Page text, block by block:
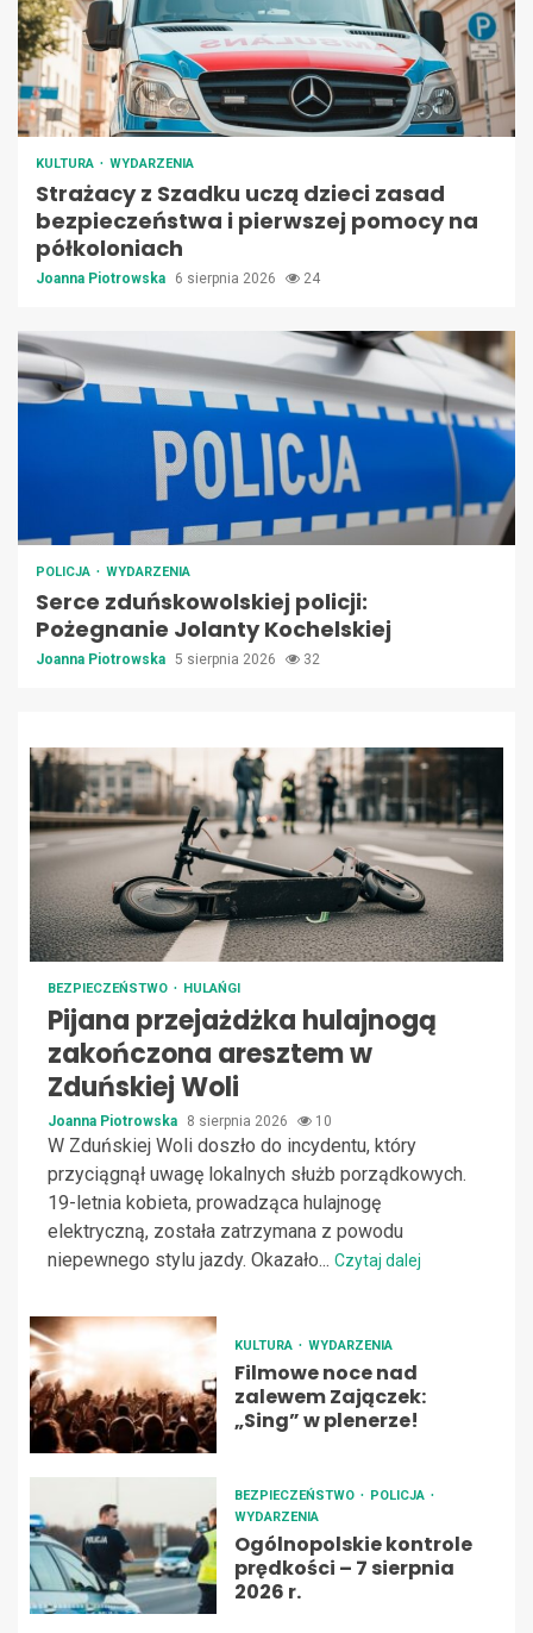
KULTURA WYDARZENIA
Strażacy z Szadku uczą dzieci zasad
bezpieczeństwa i pierwszej pomocy na
półkoloniach
Joanna Piotrowska 6 sierpnia 2026 24
POLICJA WYDARZENIA
Serce zduńskowolskiej policji:
Pożegnanie Jolanty Kochelskiej
Joanna Piotrowska 5 sierpnia 2026 32
BEZPIECZEŃSTWO HULAŃGI
Pijana przejażdżka hulajnogą
zakończona aresztem w
Zduńskiej Woli
Joanna Piotrowska 8 sierpnia 2026 10
W Zduńskiej Woli doszło do incydentu, który
przyciągnął uwagę lokalnych służb porządkowych.
19-letnia kobieta, prowadząca hulajnogę
elektryczną, została zatrzymana z powodu
niepewnego stylu jazdy. Okazało... Czytaj dalej
KULTURA WYDARZENIA
Filmowe noce nad
zalewem Zajączek:
„Sing” w plenerze!
BEZPIECZEŃSTWO
POLICJA
WYDARZENIA
Ogólnopolskie kontrole
prędkości – 7 sierpnia
2026 r.